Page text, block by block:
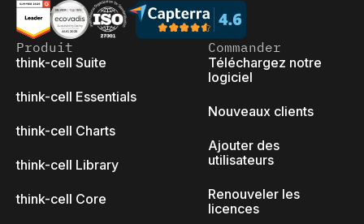
Produit
think-cell Suite
think-cell Essentials
think-cell Charts
think-cell Library
think-cell Core
Commander
Téléchargez notre
logiciel
Nouveaux clients
Ajouter des
utilisateurs
Renouveler les
licences